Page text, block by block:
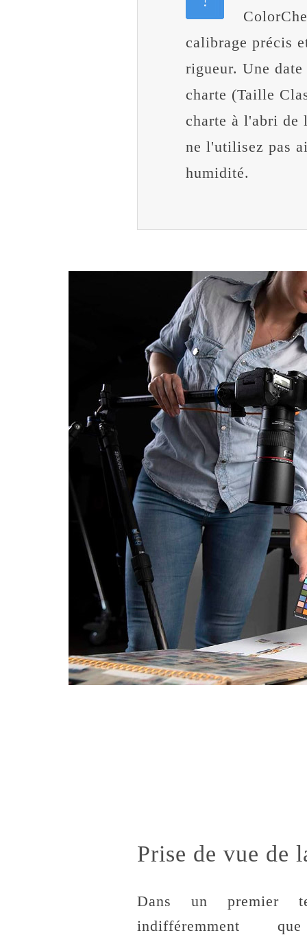
calibrage précis
rigueur. Une
charte (Taille
charte à l'abri de
ne l'utilisez pas
humidité.
Prise de vue de
Dans un premier
indifféremment